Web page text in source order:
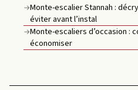
→Monte-escalier Stannah :
éviter avant l’instal
→Monte-escaliers d’occasion :
économiser